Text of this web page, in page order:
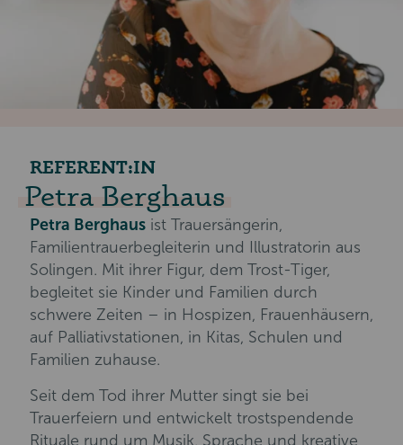
REFERENT:IN
Petra Berghaus
Petra Berghaus ist Trauersängerin,
Familientrauerbegleiterin und Illustratorin aus
Solingen. Mit ihrer Figur, dem Trost-Tiger,
begleitet sie Kinder und Familien durch
schwere Zeiten – in Hospizen, Frauenhäusern,
auf Palliativstationen, in Kitas, Schulen und
Familien zuhause.
Seit dem Tod ihrer Mutter singt sie bei
Trauerfeiern und entwickelt trostspendende
Rituale rund um Musik, Sprache und kreative